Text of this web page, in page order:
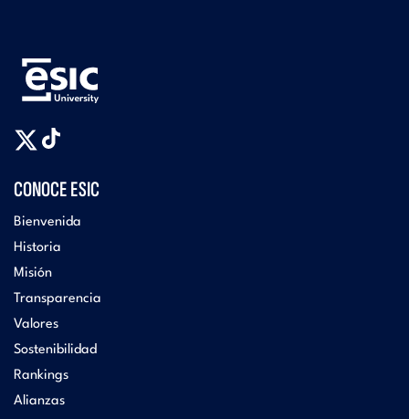
CONOCE ESIC
Bienvenida
Historia
Misión
Transparencia
Valores
Sostenibilidad
Rankings
Alianzas